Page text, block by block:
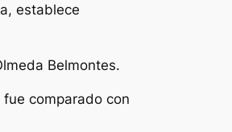
establece
Belmontes.
comparado con